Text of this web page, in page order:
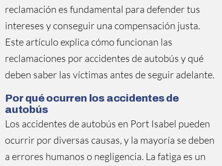
reclamación es fundamental para defender tus
intereses y conseguir una compensación justa.
Este artículo explica cómo funcionan las
reclamaciones por accidentes de autobús y qué
deben saber las víctimas antes de seguir adelante.
Por qué ocurren los accidentes de
autobús
Los accidentes de autobús en Port Isabel pueden
ocurrir por diversas causas, y la mayoría se deben
a errores humanos o negligencia. La fatiga es un